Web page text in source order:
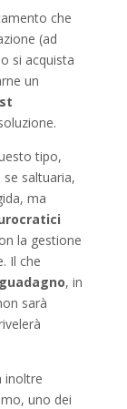
che
(ad
si acquista
un
tipo,
se saltuaria,
ma
la gestione
Il che
, in
sarà
inoltre
uno dei